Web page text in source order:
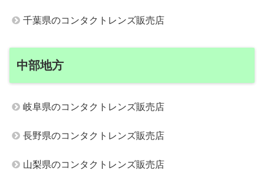
千葉県のコンタクトレンズ販売店
中部地方
岐阜県のコンタクトレンズ販売店
長野県のコンタクトレンズ販売店
山梨県のコンタクトレンズ販売店